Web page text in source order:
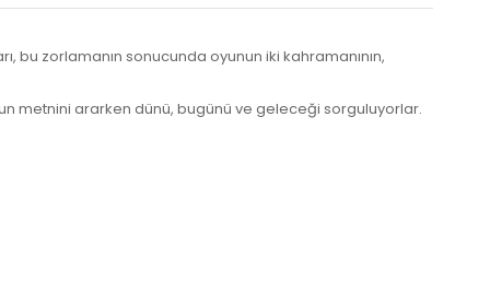
bu zorlamanın sonucunda oyunun iki kahramanının,
metnini ararken dünü, bugünü ve geleceği sorguluyorlar.